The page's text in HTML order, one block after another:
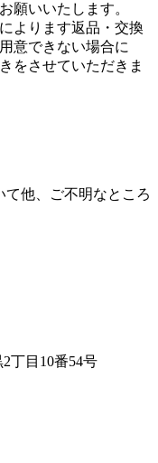
願いいたします。
よります返品・交換
意できない場合に
をさせていただきま
他、ご不明なところ
丁目10番54号